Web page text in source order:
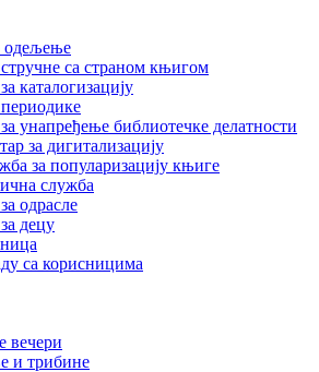
одељење
са страном књигом
каталогизацију
унапређење библиотечке делатности
за дигитализацију
за популаризацију књиге
служба
одрасле
децу
са корисницима
вечери
и трибине